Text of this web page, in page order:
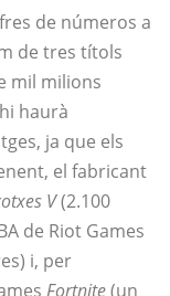
de números a
de tres títols
mil milions
haurà
ja que els
el fabricant
V(2.100
de Riot Games
i, per
Fortnite(un